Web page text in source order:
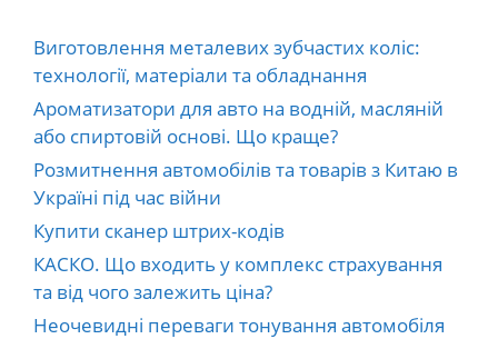
Виготовлення металевих зубчастих коліс:
технології, матеріали та обладнання
Ароматизатори для авто на водній, масляній
або спиртовій основі. Що краще?
Розмитнення автомобілів та товарів з Китаю в
Україні під час війни
Купити сканер штрих-кодів
КАСКО. Що входить у комплекс страхування
та від чого залежить ціна?
Неочевидні переваги тонування автомобіля